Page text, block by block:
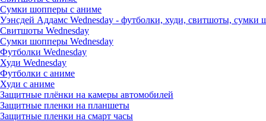
Сумки шопперы с аниме
Уэнсдей Аддамс Wednesday - футболки, худи, свитшоты, сумки
Свитшоты Wednesday
Сумки шопперы Wednesday
Футболки Wednesday
Худи Wednesday
Футболки с аниме
Худи с аниме
Защитные плёнки на камеры автомобилей
Защитные пленки на планшеты
Защитные пленки на смарт часы